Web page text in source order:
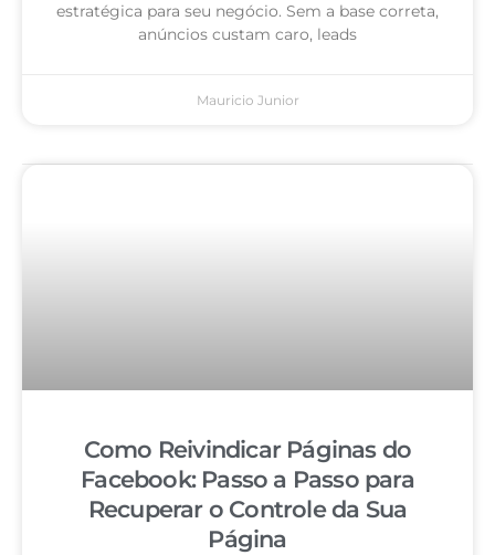
estratégica para seu negócio. Sem a base correta,
anúncios custam caro, leads
Mauricio Junior
Como Reivindicar Páginas do
Facebook: Passo a Passo para
Recuperar o Controle da Sua
Página